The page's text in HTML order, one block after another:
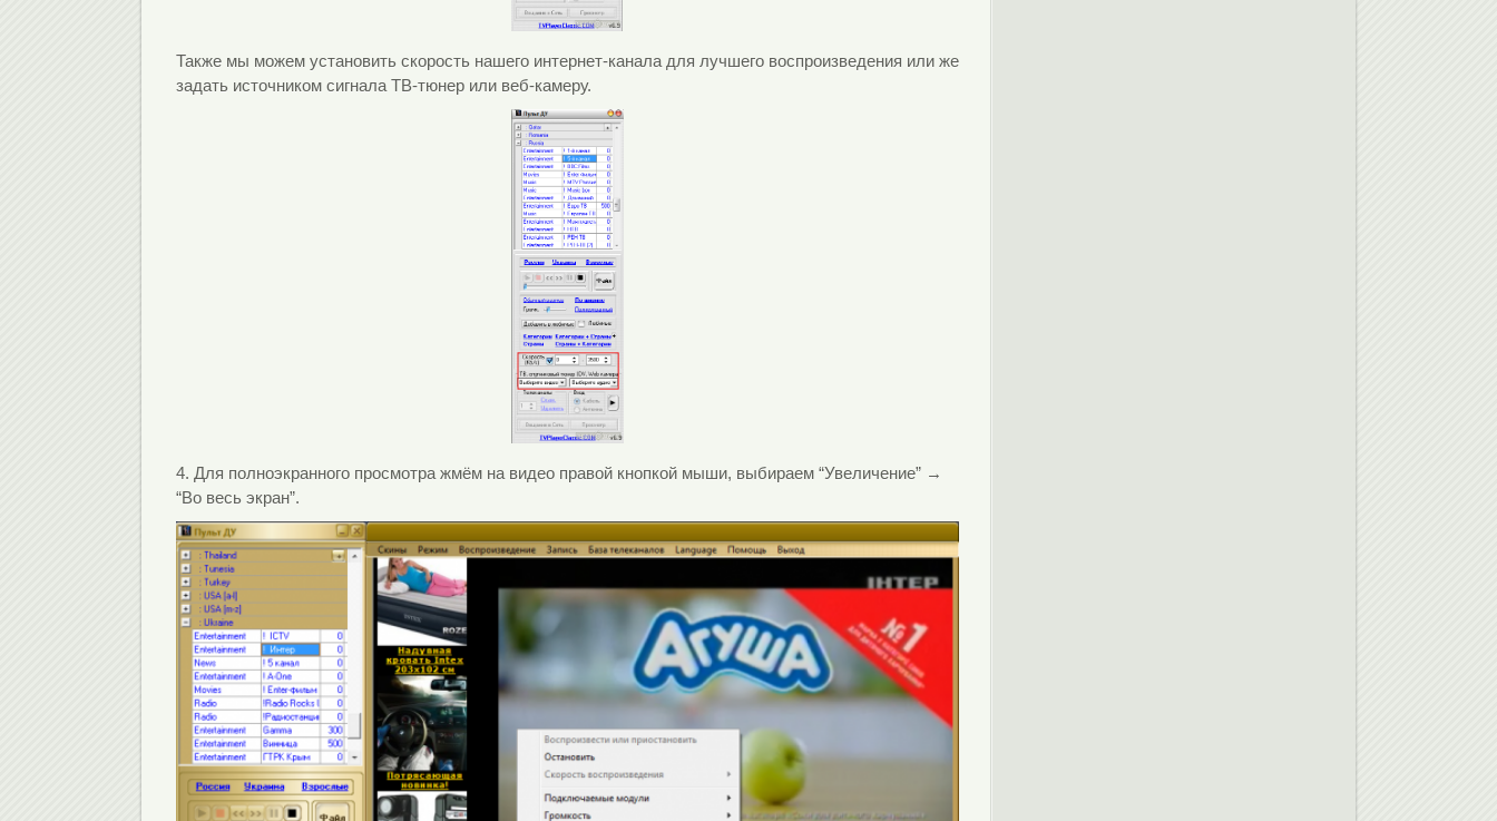
Также мы можем установить скорость нашего интернет-канала для лучшего воспроизведения или же
задать источником сигнала ТВ-тюнер или веб-камеру.
4. Для полноэкранного просмотра жмём на видео правой кнопкой мыши, выбираем “Увеличение” →
“Во весь экран”.